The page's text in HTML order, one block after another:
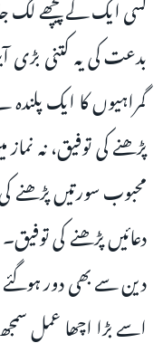
گمراہیوں کا ایک
پڑھنے کی توفیق، نہ
محبوب سورتیں پڑھنے
دعائیں پڑھنے کی
دین سے بھی دور
اسے بڑا اچھا عمل